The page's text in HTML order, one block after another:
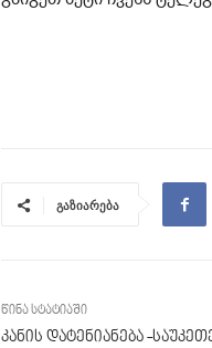
გაზიარება
წინა სტატიაში
კანის დატენიანება -